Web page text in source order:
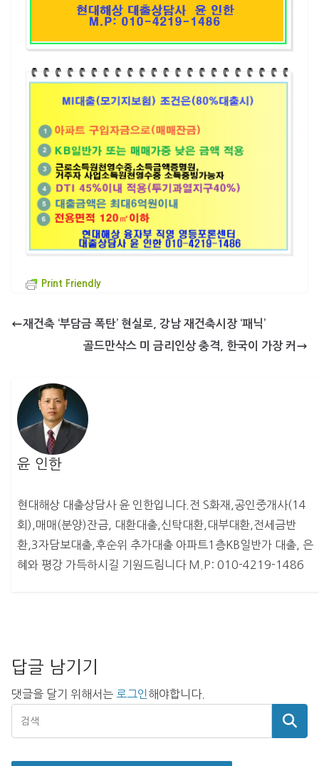
Print Friendly
재건축 ‘부담금 폭탄’ 현실로, 강남 재건축시장 ‘패닉’
골드만삭스 미 금리인상 충격, 한국이 가장 커
윤 인한
현대해상 대출상담사 윤 인한입니다.전 S화재,공인중개사(14
회),매매(분양)잔금, 대환대출,신탁대환,대부대환,전세금반
환,3자담보대출,후순위 추가대출 아파트1층KB일반가 대출, 은
혜와 평강 가득하시길 기원드림니다 M.P: 010-4219-1486
답글 남기기
댓글을 달기 위해서는 로그인 해야합니다.